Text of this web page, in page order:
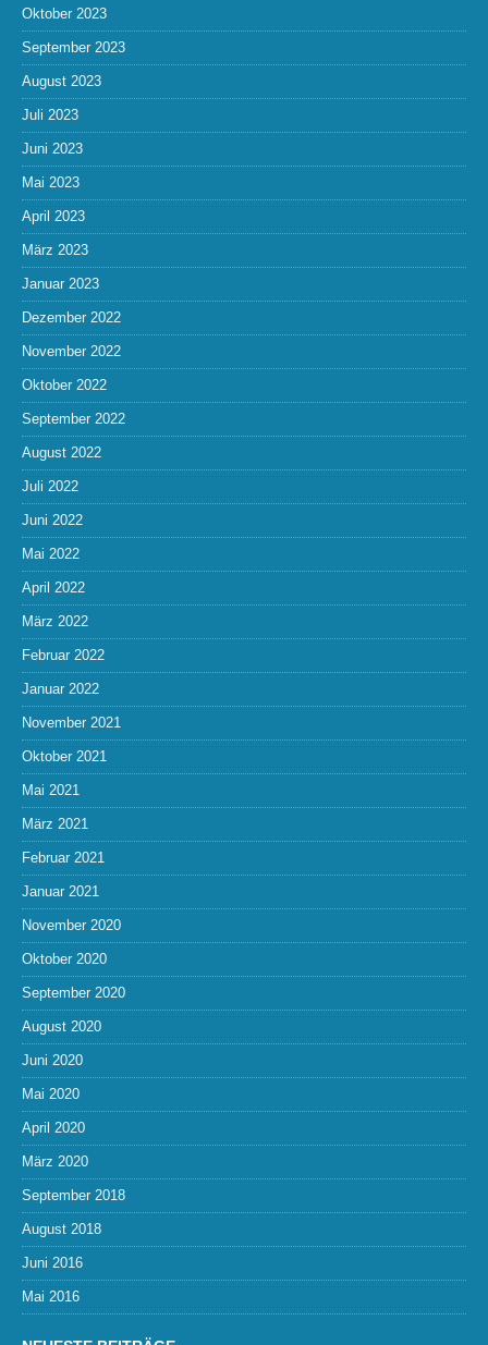
Oktober 2023
September 2023
August 2023
Juli 2023
Juni 2023
Mai 2023
April 2023
März 2023
Januar 2023
Dezember 2022
November 2022
Oktober 2022
September 2022
August 2022
Juli 2022
Juni 2022
Mai 2022
April 2022
März 2022
Februar 2022
Januar 2022
November 2021
Oktober 2021
Mai 2021
März 2021
Februar 2021
Januar 2021
November 2020
Oktober 2020
September 2020
August 2020
Juni 2020
Mai 2020
April 2020
März 2020
September 2018
August 2018
Juni 2016
Mai 2016